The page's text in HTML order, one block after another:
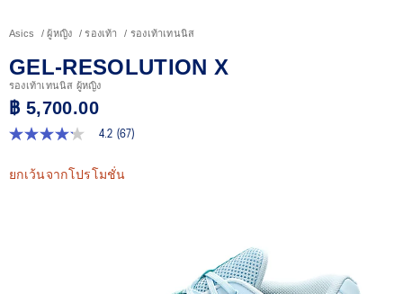
Asics ผู้หญิง รองเท้า รองเท้าเทนนิส
GEL-RESOLUTION X
รองเท้าเทนนิส ผู้หญิง
฿ 5,700.00
4.2
5
ดาว
4.2 (67)
ยกเว้นจากโปรโมชั่น